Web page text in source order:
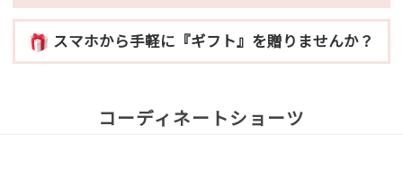
スマホから手軽に『ギフト』を贈りませんか？
コーディネートショーツ